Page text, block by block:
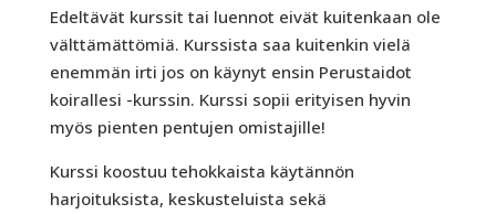
Edeltävät kurssit tai luennot eivät kuitenkaan ole
välttämättömiä. Kurssista saa kuitenkin vielä
enemmän irti jos on käynyt ensin Perustaidot
koirallesi -kurssin. Kurssi sopii erityisen hyvin
myös pienten pentujen omistajille!
Kurssi koostuu tehokkaista käytännön
harjoituksista, keskusteluista sekä